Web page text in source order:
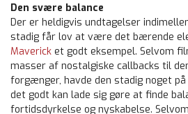
Den svære balance
Der er heldigvis undtagelser
stadig får lov at være det bærende
Maverick et godt eksempel. Selvom
masser af nostalgiske callbacks til
forgænger, havde den stadig noget
det godt kan lade sig gøre at finde
fortidsdyrkelse og nyskabelse.